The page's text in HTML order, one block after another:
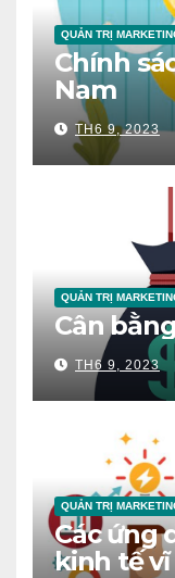
QUẢN TRỊ
Chính
Nam
TH6 9, 2023
QUẢN TRỊ
Cân
TH6 9, 2023
QUẢN TRỊ
Các ứng
kinh tế